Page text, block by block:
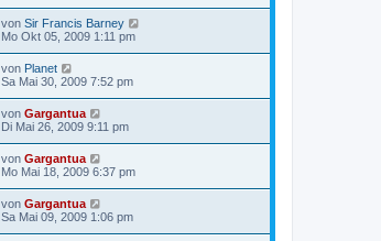
von Sir Francis Barney
Mo Okt 05, 2009 1:11 pm
von Planet
Sa Mai 30, 2009 7:52 pm
von Gargantua
Di Mai 26, 2009 9:11 pm
von Gargantua
Mo Mai 18, 2009 6:37 pm
von Gargantua
Sa Mai 09, 2009 1:06 pm